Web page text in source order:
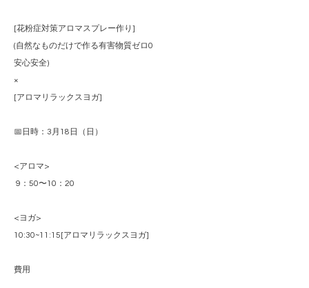
[花粉症対策アロマスプレー作り]
(自然なものだけで作る有害物質ゼロ0
安心安全)
×
[アロマリラックスヨガ]
📅日時：3月18日（日）
<アロマ>
9：50〜10：20
<ヨガ>
10:30~11:15[アロマリラックスヨガ]
費用